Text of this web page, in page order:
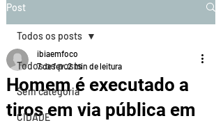
Post
Todos os posts
Sem categoria
CIDADE
Todos os posts
Homem é executado a
tiros em via pública em
ibiaemfoco
7 de fev.2 min de leitura